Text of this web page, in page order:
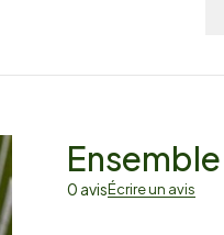
0 avisÉcrire un avis